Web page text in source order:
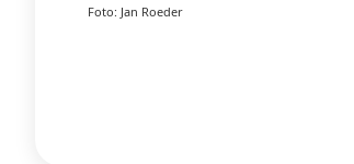
Foto: Jan Roeder